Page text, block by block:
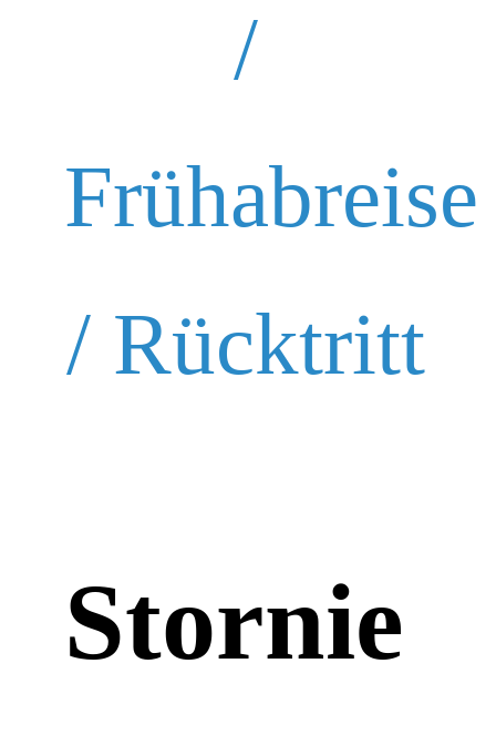
/
Frühabreise
/ Rücktritt
Stornie